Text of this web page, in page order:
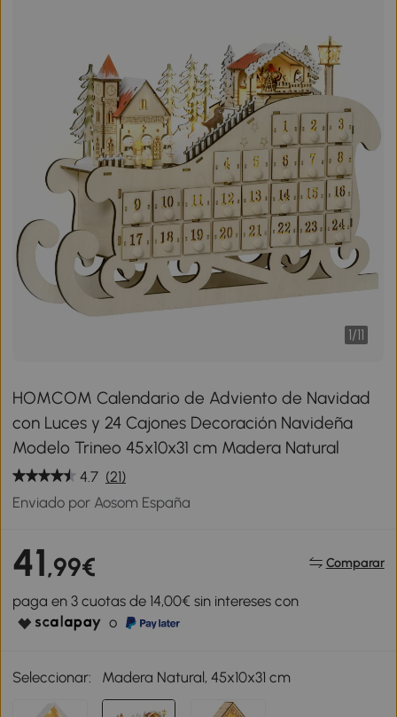
1/11
HOMCOM Calendario de Adviento de Navidad
con Luces y 24 Cajones Decoración Navideña
Modelo Trineo 45x10x31 cm Madera Natural
4.7 (21)
Enviado por Aosom España
41,99€ Comparar
paga en 3 cuotas de 14,00€ sin intereses con
o
Seleccionar: Madera Natural, 45x10x31 cm